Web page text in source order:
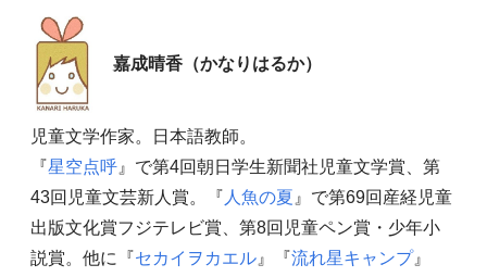
嘉成晴香（かなりはるか）
児童文学作家。日本語教師。
『星空点呼』で第4回朝日学生新聞社児童文学賞、第
43回児童文芸新人賞。『 人魚の夏 』で第69回産経児童
出版文化賞フジテレビ賞、第8回児童ペン賞・少年小
説賞。他に『セカイヲカエル』『流れ星キャンプ』